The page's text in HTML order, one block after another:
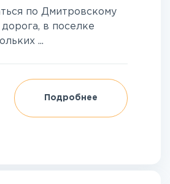
по Дмитровскому
в поселке
...
Подробнее